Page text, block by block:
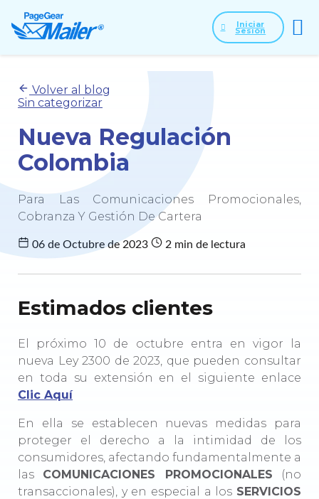
Iniciar
Sesión
Volver al blog
Sin categorizar
Nueva Regulación
Colombia
Para Las Comunicaciones Promocionales,
Cobranza Y Gestión De Cartera
06 de Octubre de 2023 2 min de lectura
Estimados clientes
El próximo 10 de octubre entra en vigor la
nueva Ley 2300 de 2023, que pueden consultar
en toda su extensión en el siguiente enlace
Clic Aquí
En ella se establecen nuevas medidas para
proteger el derecho a la intimidad de los
consumidores, afectando fundamentalmente a
las COMUNICACIONES PROMOCIONALES (no
transaccionales), y en especial a los SERVICIOS